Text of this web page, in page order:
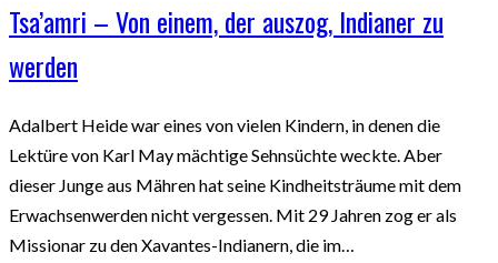
Tsa’amri – Von einem, der auszog, Indianer zu
werden
Adalbert Heide war eines von vielen Kindern, in denen die
Lektüre von Karl May mächtige Sehnsüchte weckte. Aber
dieser Junge aus Mähren hat seine Kindheitsträume mit dem
Erwachsenwerden nicht vergessen. Mit 29 Jahren zog er als
Missionar zu den Xavantes-Indianern, die im…